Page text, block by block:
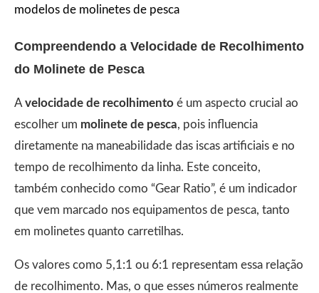
modelos de molinetes de pesca
Compreendendo a Velocidade de Recolhimento
do Molinete de Pesca
A velocidade de recolhimento é um aspecto crucial ao
escolher um molinete de pesca, pois influencia
diretamente na maneabilidade das iscas artificiais e no
tempo de recolhimento da linha. Este conceito,
também conhecido como “Gear Ratio”, é um indicador
que vem marcado nos equipamentos de pesca, tanto
em molinetes quanto carretilhas.
Os valores como 5,1:1 ou 6:1 representam essa relação
de recolhimento. Mas, o que esses números realmente